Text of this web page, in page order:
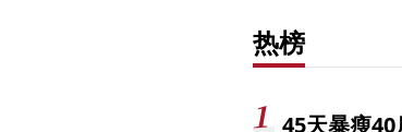
热榜
45天暴瘦